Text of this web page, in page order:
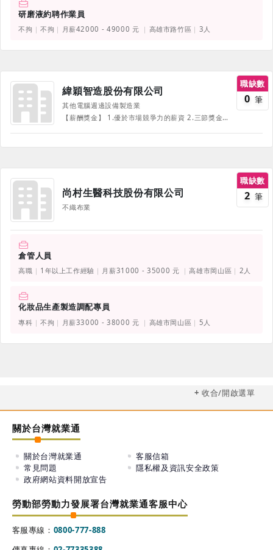
研磨液約聘作業員
不拘 不拘 月薪42000 - 49000 元 高雄市路竹區 3人
緯穎智造股份有限公司
其他電腦週邊設備製造業
【薪酬獎金】 1.優於市場競爭力的薪資 2.三節獎金、員工分紅、績效獎金 【假期與休閒活動】 1.每年額外給薪活力假、有薪志工假 2.國內外旅遊活動 / 旅遊補助 3.多元活動：家庭日、部門活動、社團活動、球類競賽、黑客松等 【健康照護】 1.免費年度健康檢查 2.不定期健康促進活動：身心健康講座與工作坊 3.員工協助方案(EAP)：提供同仁家庭、法務、財務等各類諮詢方案 4.駐診醫師一對一諮詢服務、駐點按摩服務 【體貼員工】 1.交通：免費提供交通車、免費汽/機車停車位 2.團保：全額補助團體保險(員工本人壽險、意外、醫療險) 3.補助：結婚／喪葬／生育補助 4.其他：三節禮金、健身中心、咖啡小站、餐費補助等 【與你一起穩健發展職涯】 1.不定期主管晤談：即時調整工作計畫，溝通順暢 2.績效評核制度：陪你畫出職涯藍圖、展望未來 3.免費語言課程：多國語言線上學習平台、內部TOEIC檢定 4.七大訓練體系：包含新人訓、專業訓、管理訓、語言學習、通識技能等 ※實際福利制度依各廠區/辦公室規範
職缺數
0 筆
尚村生醫科技股份有限公司
不織布業
職缺數
2 筆
倉管人員
高職 1年以上工作經驗 月薪31000 - 35000 元 高雄市岡山區 2人
化妝品生產製造調配專員
專科 不拘 月薪33000 - 38000 元 高雄市岡山區 5人
收合/開啟選單
關於台灣就業通
關於台灣就業通
客服信箱
常見問題
隱私權及資訊安全政策
政府網站資料開放宣告
勞動部勞動力發展署台灣就業通客服中心
客服專線： 0800-777-888